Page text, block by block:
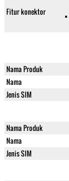
Fitur konektor
Nama Produk
Nama
Jenis SIM
Nama Produk
Nama
Jenis SIM